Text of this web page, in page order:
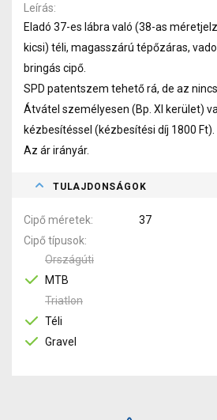
Leírás
Eladó 37-es lábra való (38-as
kicsi) téli, magasszárú tépőzáras,
bringás cipő.
SPD patentszem tehető rá, de az
Átvátel személyesen (Bp. XI kerület)
kézbesítéssel (kézbesítési díj 1800 Ft).
Az ár irányár.
TULAJDONSÁGOK
Cipő méretek
37
Cipő típusok
Országúti
MTB
Triatlon
Téli
Gravel